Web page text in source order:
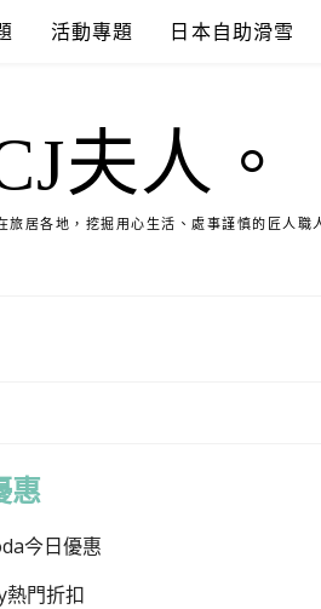
活動專題 日本自助滑雪
夫人。
居各地，挖掘用心生活、處事謹慎的匠人職
惠
今日優惠
熱門折扣